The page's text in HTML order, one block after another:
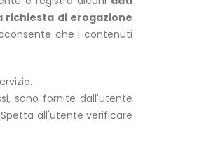
di erogazione
che i contenuti
sono fornite dall'utente
all'utente verificare